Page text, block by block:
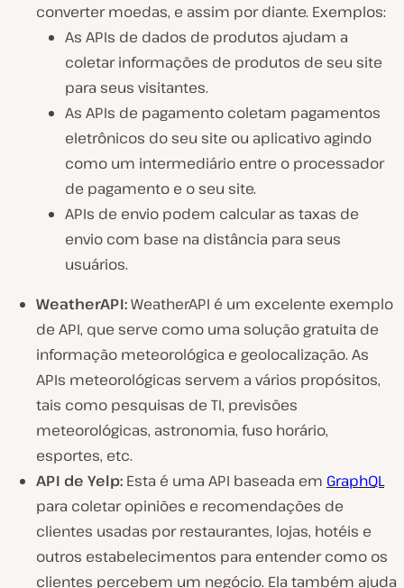
converter moedas, e assim por diante. Exemplos:
As APIs de dados de produtos ajudam a
coletar informações de produtos de seu site
para seus visitantes.
As APIs de pagamento coletam pagamentos
eletrônicos do seu site ou aplicativo agindo
como um intermediário entre o processador
de pagamento e o seu site.
APIs de envio podem calcular as taxas de
envio com base na distância para seus
usuários.
WeatherAPI:WeatherAPI é um excelente exemplo
de API, que serve como uma solução gratuita de
informação meteorológica e geolocalização. As
APIs meteorológicas servem a vários propósitos,
tais como pesquisas de TI, previsões
meteorológicas, astronomia, fuso horário,
esportes, etc.
API de Yelp: Esta é uma API baseada em GraphQL
para coletar opiniões e recomendações de
clientes usadas por restaurantes, lojas, hotéis e
outros estabelecimentos para entender como os
clientes percebem um negócio. Ela também ajuda